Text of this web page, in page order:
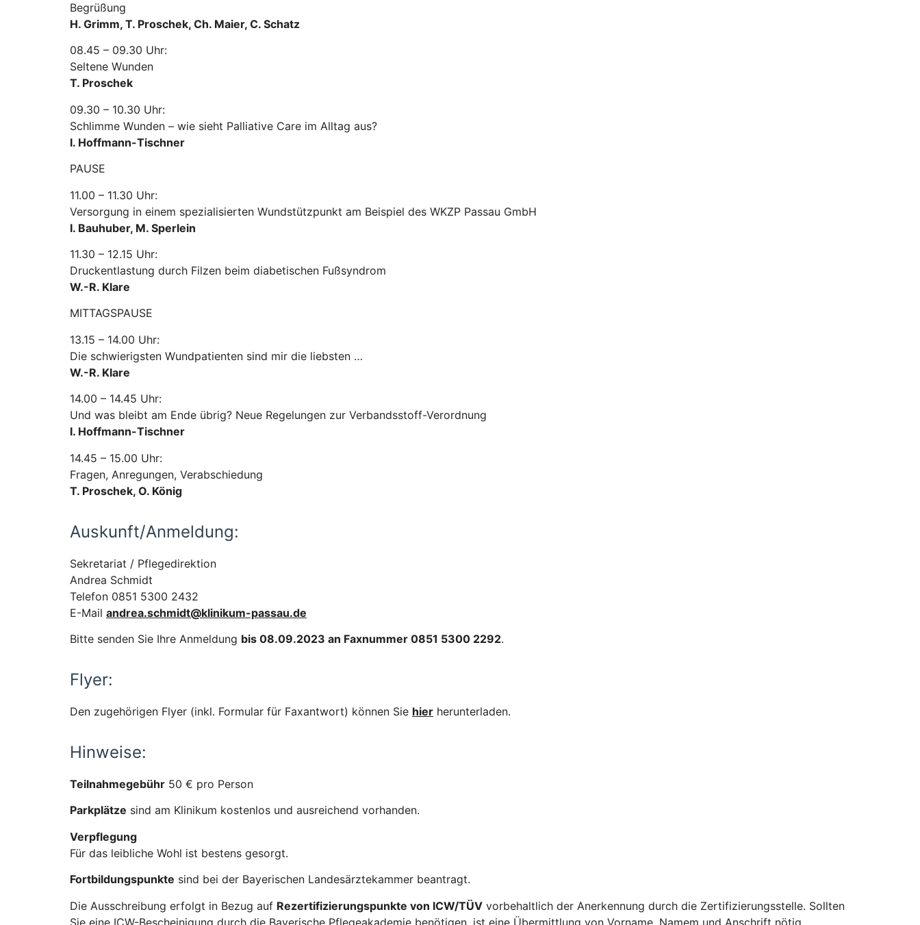
Begrüßung
H. Grimm, T. Proschek, Ch. Maier, C. Schatz
08.45 – 09.30 Uhr:
Seltene Wunden
T. Proschek
09.30 – 10.30 Uhr:
Schlimme Wunden – wie sieht Palliative Care im Alltag aus?
I. Hoffmann-Tischner
PAUSE
11.00 – 11.30 Uhr:
Versorgung in einem spezialisierten Wundstützpunkt am Beispiel des WKZP Passau GmbH
I. Bauhuber, M. Sperlein
11.30 – 12.15 Uhr:
Druckentlastung durch Filzen beim diabetischen Fußsyndrom
W.-R. Klare
MITTAGSPAUSE
13.15 – 14.00 Uhr:
Die schwierigsten Wundpatienten sind mir die liebsten …
W.-R. Klare
14.00 – 14.45 Uhr:
Und was bleibt am Ende übrig? Neue Regelungen zur Verbandsstoff-Verordnung
I. Hoffmann-Tischner
14.45 – 15.00 Uhr:
Fragen, Anregungen, Verabschiedung
T. Proschek, O. König
Auskunft/Anmeldung:
Sekretariat / Pflegedirektion
Andrea Schmidt
Telefon 0851 5300 2432
E-Mail andrea.schmidt@klinikum-passau.de
Bitte senden Sie Ihre Anmeldung bis 08.09.2023 an Faxnummer 0851 5300 2292.
Flyer:
Den zugehörigen Flyer (inkl. Formular für Faxantwort) können Sie hier herunterladen.
Hinweise:
Teilnahmegebühr 50 € pro Person
Parkplätze sind am Klinikum kostenlos und ausreichend vorhanden.
Verpflegung
Für das leibliche Wohl ist bestens gesorgt.
Fortbildungspunkte sind bei der Bayerischen Landesärztekammer beantragt.
Die Ausschreibung erfolgt in Bezug auf Rezertifizierungspunkte von ICW/TÜV vorbehaltlich der Anerkennung durch die Zertifizierungsstelle. Sollten
Sie eine ICW-Bescheinigung durch die Bayerische Pflegeakademie benötigen, ist eine Übermittlung von Vorname, Namem und Anschrift nötig.